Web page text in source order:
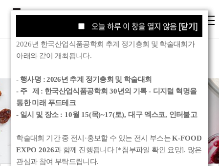
학회소개
Korean Society for Food Engineering
오늘 하루 이 창을 열지 않음 [닫기]
오늘 하루 이 창을 열지 않음 [닫기]
2026년 한국산업식품공학회 추계 정기총회 및 학술대회가
아래와 같이 개최됩니다.
- 행사명 :2026년 추계 정기총회 및 학술대회
- 주 제 : 한국산업식품공학회 30년의 기록- 디지털 혁명을
통한 미래 푸드테크
- 일시 및 장소 : 10월 15(목)~17(토),대구 엑스코, 인터불고
학술대회 기간 중 전시 ·홍보할 수 있는 전시 부스는K-FOOD
EXPO 2026과 함께 진행됩니다[*첨부파일 확인 요망]. 많은
관심과 참여 부탁드립니다.